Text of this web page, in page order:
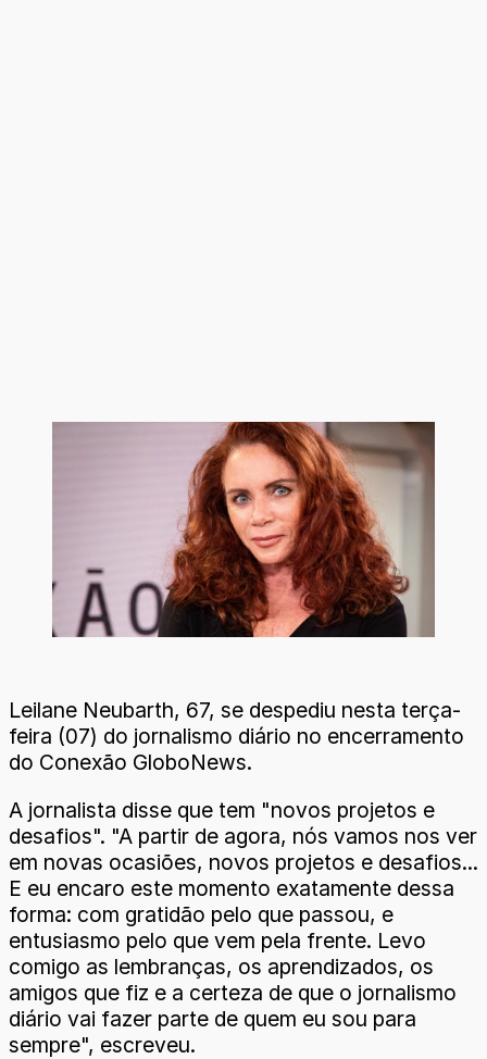
Leilane Neubarth, 67, se despediu nesta terça-
feira (07) do jornalismo diário no encerramento
do Conexão GloboNews.
A jornalista disse que tem "novos projetos e
desafios". "A partir de agora, nós vamos nos ver
em novas ocasiões, novos projetos e desafios...
E eu encaro este momento exatamente dessa
forma: com gratidão pelo que passou, e
entusiasmo pelo que vem pela frente. Levo
comigo as lembranças, os aprendizados, os
amigos que fiz e a certeza de que o jornalismo
diário vai fazer parte de quem eu sou para
sempre", escreveu.